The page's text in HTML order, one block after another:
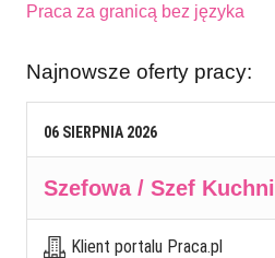
Praca za granicą bez języka
Najnowsze oferty pracy:
06 SIERPNIA 2026
Szefowa / Szef Kuchni
Klient portalu Praca.pl